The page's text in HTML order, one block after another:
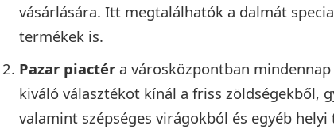
vásárlására. Itt megtalálhatók a dalmát
termékek is.
Pazar piactér a városközpontban
kiváló választékot kínál a friss zöldségekből,
valamint szépséges virágokból és egyéb